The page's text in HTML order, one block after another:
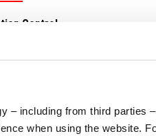
– including from third parties
when using the website.
Control
s ôsmimi úrovňami funguje v
Slide Control), ktorý má tri